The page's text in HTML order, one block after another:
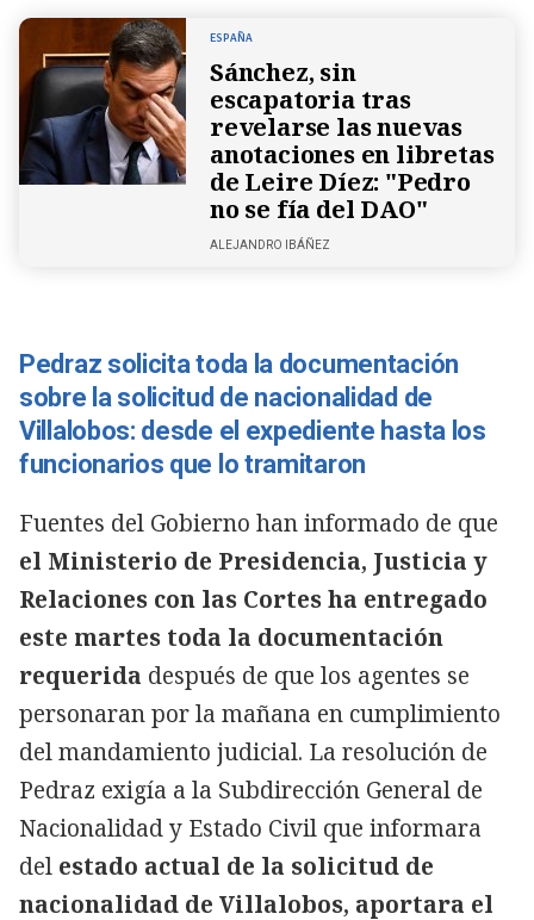
ESPAÑA
Sánchez, sin
escapatoria tras
revelarse las nuevas
anotaciones en libretas
de Leire Díez: "Pedro
no se fía del DAO"
ALEJANDRO IBÁÑEZ
Pedraz solicita toda la documentación
sobre la solicitud de nacionalidad de
Villalobos: desde el expediente hasta los
funcionarios que lo tramitaron
Fuentes del Gobierno han informado de que
el Ministerio de Presidencia, Justicia y
Relaciones con las Cortes ha entregado
este martes toda la documentación
requerida después de que los agentes se
personaran por la mañana en cumplimiento
del mandamiento judicial. La resolución de
Pedraz exigía a la Subdirección General de
Nacionalidad y Estado Civil que informara
del estado actual de la solicitud de
nacionalidad de Villalobos, aportara el